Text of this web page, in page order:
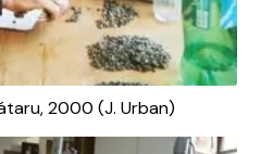
2000 (J. Urban)